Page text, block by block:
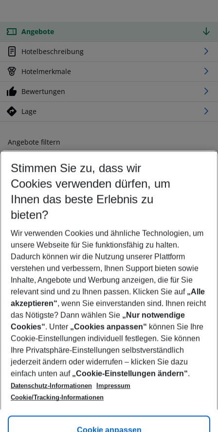
Angebote
Hotelbeschreibung
Hotelmerkmale
Bewertungen
Lage
Angebote filtern
Ändern Sie Ihre Kriterien nach Ihren Wünschen
Abflughafen wählen
Beliebiger Abflughafen
Reisezeitraum wählen
10.08.26– 08.08.27 5-8 Nächte
2 Erwachsene Keine Kinder
Mehr Filter anzeigen
Footer
Footer navigation
Über uns
AGB
Cookie-Einstellungen ändern
Cookie-Richtlinie
Datenschutz
Service & Hilfe
Barrierefreies Reisen
Check-in
Flugbeschränkungen
Folgen Sie uns
Stimmen Sie zu, dass wir
Cookies verwenden dürfen, um
Ihnen das beste Erlebnis zu
bieten?
Wir verwenden Cookies und ähnliche Technologien, um
unsere Webseite für Sie funktionsfähig zu halten.
Dadurch können wir die Nutzung unserer Plattform
verstehen und verbessern, Ihnen Support bieten sowie
Inhalte, Angebote und Werbung anzeigen, die für Sie
relevant sind und zu Ihnen passen. Klicken Sie auf „Alle
akzeptieren“, wenn Sie einverstanden sind. Ihnen reicht
das Nötigste? Dann wählen Sie „Nur notwendige
Cookies“. Unter „Cookies anpassen“ können Sie Ihre
Cookie-Einstellungen individuell festlegen. Sie können
Ihre Privatsphäre-Einstellungen selbstverständlich
jederzeit ändern oder widerrufen – klicken Sie dazu
einfach unten auf „Cookie-Einstellungen ändern“.
Datenschutz-Informationen
Impressum
Cookie/Tracking-Informationen
Cookie anpassen